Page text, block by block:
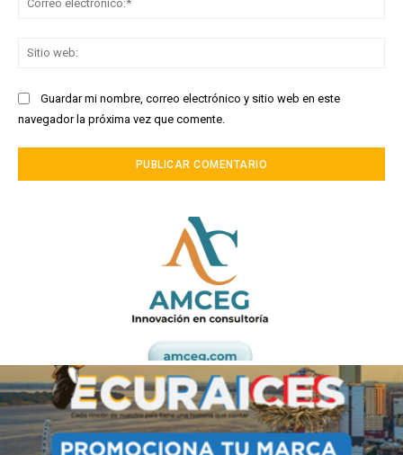
Guardar mi nombre, correo electrónico y sitio web en este
navegador la próxima vez que comente.